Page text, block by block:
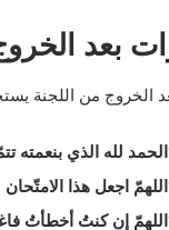
بعد
الخروج من اللجنة
لله الذي بنعمته
اجعل هذا
إن كنتُ أخطأتُ